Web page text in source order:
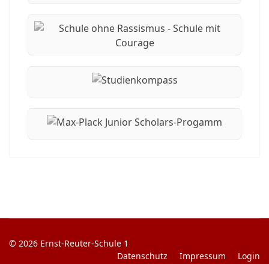
© 2026 Ernst-Reuter-Schule 1
Datenschutz
Impressum Login